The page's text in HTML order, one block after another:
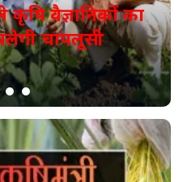
कृषि वैज्ञानिकों का
चापलूसी